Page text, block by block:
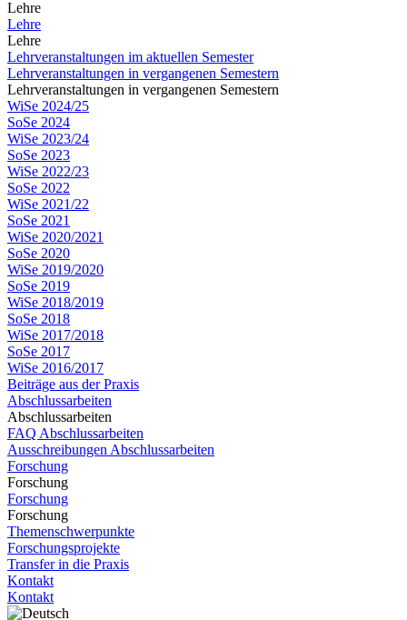
Lehre
Lehre
Lehre
Lehrveranstaltungen im aktuellen Semester
Lehrveranstaltungen in vergangenen Semestern
Lehrveranstaltungen in vergangenen Semestern
WiSe 2024/25
SoSe 2024
WiSe 2023/24
SoSe 2023
WiSe 2022/23
SoSe 2022
WiSe 2021/22
SoSe 2021
WiSe 2020/2021
SoSe 2020
WiSe 2019/2020
SoSe 2019
WiSe 2018/2019
SoSe 2018
WiSe 2017/2018
SoSe 2017
WiSe 2016/2017
Beiträge aus der Praxis
Abschlussarbeiten
Abschlussarbeiten
FAQ Abschlussarbeiten
Ausschreibungen Abschlussarbeiten
Forschung
Forschung
Forschung
Forschung
Themenschwerpunkte
Forschungsprojekte
Transfer in die Praxis
Kontakt
Kontakt